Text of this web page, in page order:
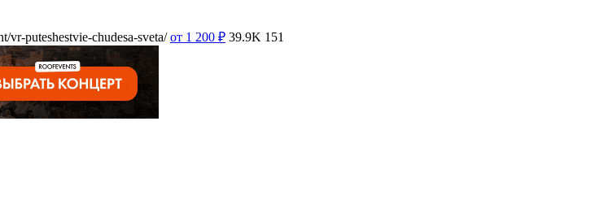
vr-puteshestvie-chudesa-sveta/ от 1 200 ₽ 39.9K 151